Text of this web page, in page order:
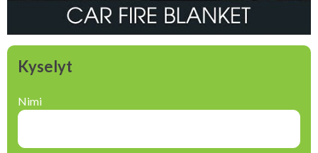
Kyselyt
Nimi